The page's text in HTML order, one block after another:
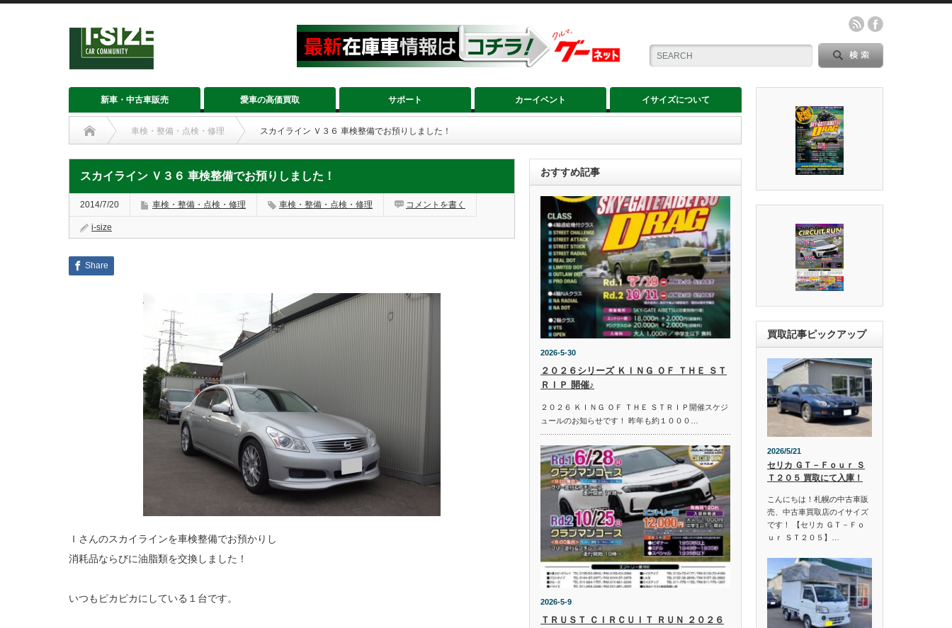
新車・中古車販売 愛車の高価買取 サポート カーイベント イサイズについて
車検・整備・点検・修理 スカイライン Ｖ３６ 車検整備でお預りしました！
スカイライン Ｖ３６ 車検整備でお預りしました！
2014/7/20 車検・整備・点検・修理 車検・整備・点検・修理 コメントを書く
i-size
Share
Ｉさんのスカイラインを車検整備でお預かりし
消耗品ならびに油脂類を交換しました！
いつもピカピカにしている１台です。
おすすめ記事
2026-5-30
２０２６シリーズ ＫＩＮＧ ＯＦ ＴＨＥ ＳＴ
ＲＩＰ 開催♪
２０２６ ＫＩＮＧ ＯＦ ＴＨＥ ＳＴＲＩＰ開催スケジ
ュールのお知らせです！ 昨年も約１０００…
2026-5-9
ＴＲＵＳＴ ＣＩＲＣＵＩＴ ＲＵＮ ２０２６
買取記事ピックアップ
2026/5/21
セリカ ＧＴ－Ｆｏｕｒ Ｓ
Ｔ２０５ 買取にて入庫！
こんにちは！札幌の中古車販
売、中古車買取店のイサイズ
です！ 【セリカ ＧＴ－Ｆｏ
ｕｒ ＳＴ２０５】…